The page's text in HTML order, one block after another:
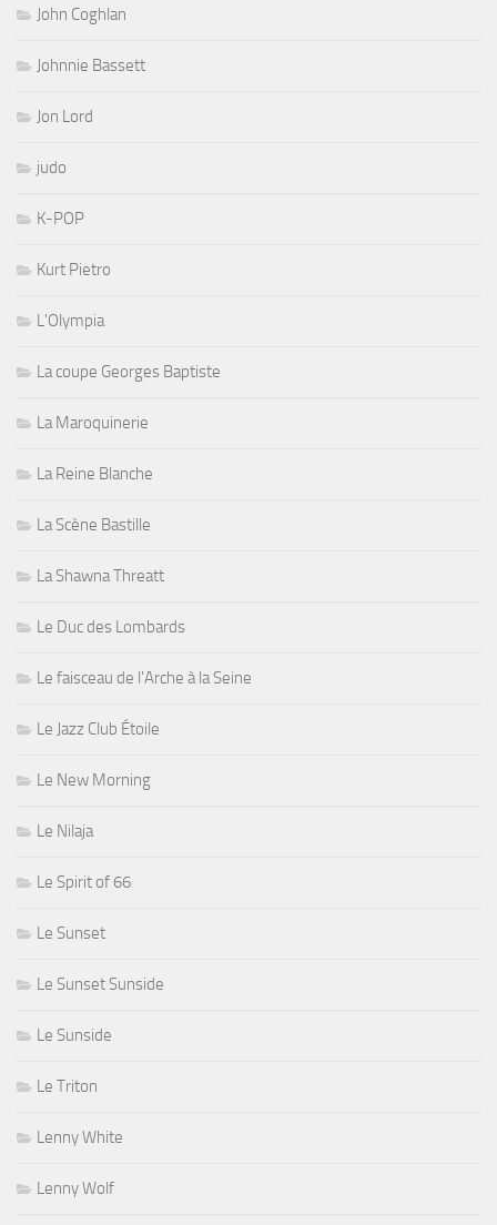
John Coghlan
Johnnie Bassett
Jon Lord
judo
K-POP
Kurt Pietro
L'Olympia
La coupe Georges Baptiste
La Maroquinerie
La Reine Blanche
La Scène Bastille
La Shawna Threatt
Le Duc des Lombards
Le faisceau de l'Arche à la Seine
Le Jazz Club Étoile
Le New Morning
Le Nilaja
Le Spirit of 66
Le Sunset
Le Sunset Sunside
Le Sunside
Le Triton
Lenny White
Lenny Wolf